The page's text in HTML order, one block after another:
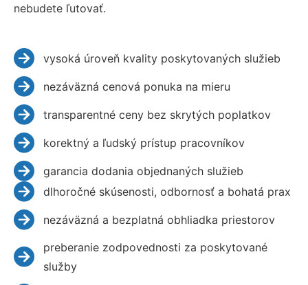
nebudete ľutovať.
vysoká úroveň kvality poskytovaných služieb
nezáväzná cenová ponuka na mieru
transparentné ceny bez skrytých poplatkov
korektný a ľudský prístup pracovníkov
garancia dodania objednaných služieb
dlhoročné skúsenosti, odbornosť a bohatá prax
nezáväzná a bezplatná obhliadka priestorov
preberanie zodpovednosti za poskytované
služby